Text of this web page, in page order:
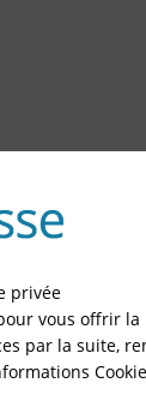
privée
vous offrir
par la suite,